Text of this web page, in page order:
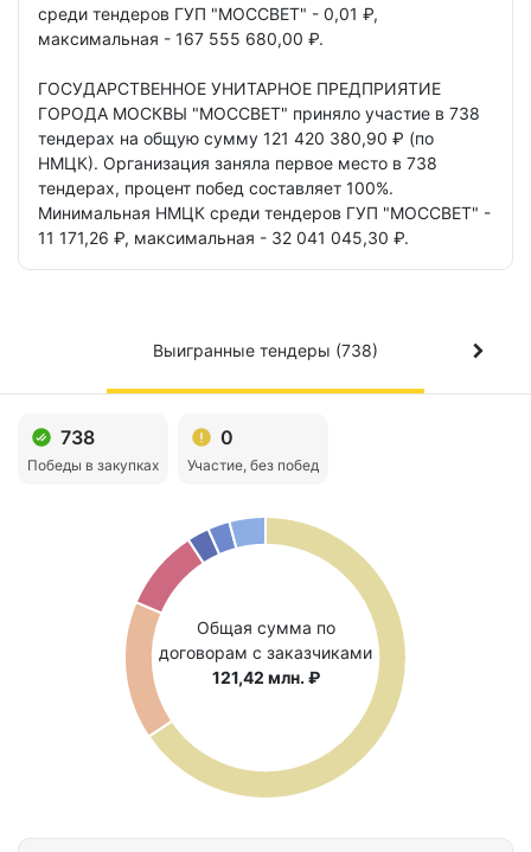
среди тендеров ГУП "МОССВЕТ" - 0,01 ₽,
максимальная - 167 555 680,00 ₽.
ГОСУДАРСТВЕННОЕ УНИТАРНОЕ ПРЕДПРИЯТИЕ
ГОРОДА МОСКВЫ "МОССВЕТ" приняло участие в 738
тендерах на общую сумму 121 420 380,90 ₽ (по
НМЦК). Организация заняла первое место в 738
тендерах, процент побед составляет 100%.
Минимальная НМЦК среди тендеров ГУП "МОССВЕТ" -
11 171,26 ₽, максимальная - 32 041 045,30 ₽.
Выигранные тендеры (738)
738
Победы в закупках
0
Участие, без побед
Общая сумма по
договорам с заказчиками
121,42 млн. ₽